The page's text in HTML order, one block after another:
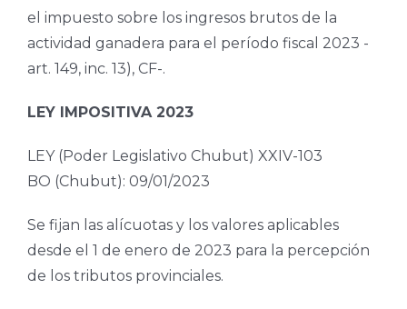
el impuesto sobre los ingresos brutos de la
actividad ganadera para el período fiscal 2023 -
art. 149, inc. 13), CF-.
LEY IMPOSITIVA 2023
LEY (Poder Legislativo Chubut) XXIV-103
BO (Chubut): 09/01/2023
Se fijan las alícuotas y los valores aplicables
desde el 1 de enero de 2023 para la percepción
de los tributos provinciales.